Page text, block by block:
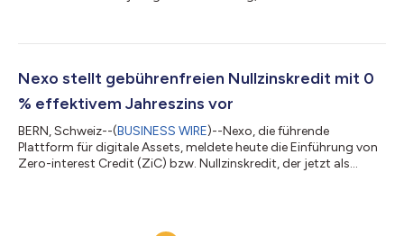
Markenstrategie durch führende globale Sportveranstaltungen
Einführung der Marke „Nexo Dallas Open“ und der Erneuerung
von zwei öffentlichen Tennisplätzen...
Nexo stellt gebührenfreien Nullzinskredit mit 0
% effektivem Jahreszins vor
BERN, Schweiz--(BUSINESS WIRE)--Nexo, die führende
Plattform für digitale Assets, meldete heute die Einführung von
Zero-interest Credit (ZiC) bzw. Nullzinskredit, der jetzt als
vorzeitigen Zwangsliquidation. Strukturierte Nullzinsdarlehen